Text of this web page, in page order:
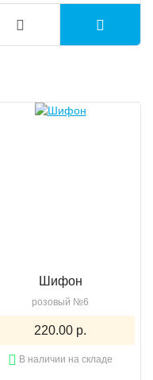
Шифон
розовый №6
220.00 р.
В наличии на складе